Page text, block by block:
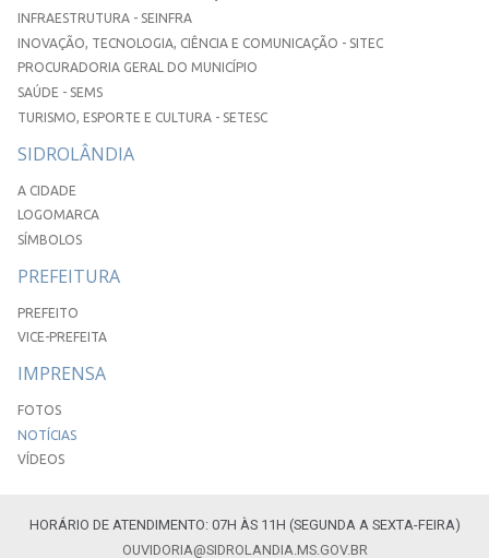
INFRAESTRUTURA - SEINFRA
INOVAÇÃO, TECNOLOGIA, CIÊNCIA E COMUNICAÇÃO - SITEC
PROCURADORIA GERAL DO MUNICÍPIO
SAÚDE - SEMS
TURISMO, ESPORTE E CULTURA - SETESC
SIDROLÂNDIA
A CIDADE
LOGOMARCA
SÍMBOLOS
PREFEITURA
PREFEITO
VICE-PREFEITA
IMPRENSA
FOTOS
NOTÍCIAS
VÍDEOS
HORÁRIO DE ATENDIMENTO: 07H ÀS 11H (SEGUNDA A SEXTA-FEIRA)
OUVIDORIA@SIDROLANDIA.MS.GOV.BR